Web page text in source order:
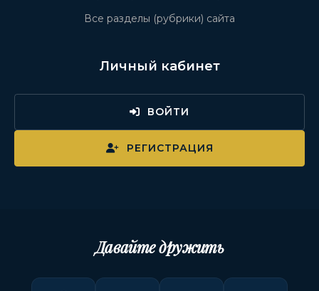
Все разделы (рубрики) сайта
Личный кабинет
ВОЙТИ
РЕГИСТРАЦИЯ
Давайте дружить